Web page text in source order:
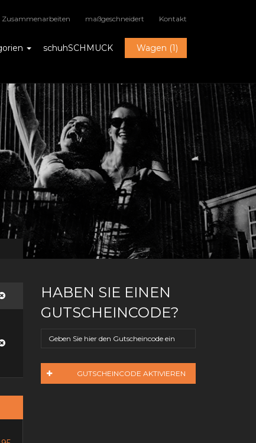
Zusammenarbeiten maßgeschneidert Kontakt
schuhSCHMUCK Wagen (1)
HABEN SIE EINEN
GUTSCHEINCODE?
GUTSCHEINCODE AKTIVIEREN